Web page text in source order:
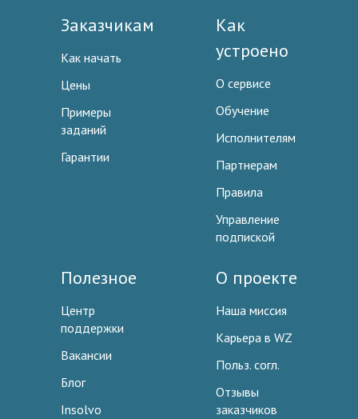
Заказчикам
Как начать
Цены
Примеры
заданий
Гарантии
Как
устроено
О сервисе
Обучение
Исполнителям
Партнерам
Правила
Управление
подпиской
Полезное
Центр
поддержки
Вакансии
Блог
Insolvo
О проекте
Наша миссия
Карьера в WZ
Польз. согл.
Отзывы
заказчиков